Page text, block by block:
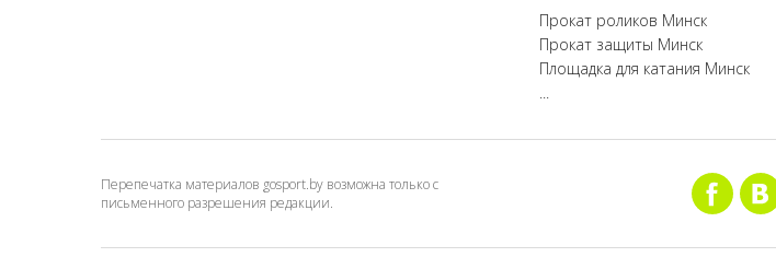
Прокат роликов Минск
Прокат защиты Минск
Площадка для катания Минск
...
Перепечатка материалов gosport.by возможна только с
письменного разрешения редакции.